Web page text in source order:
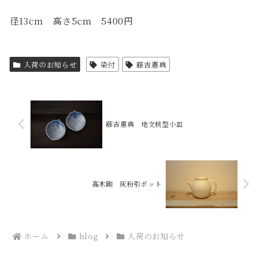
径13cm 高さ5cm 5400円
入荷のお知らせ 染付 藤吉憲典
藤吉憲典 地文桃型小皿
高木剛 灰粉引ポット
ホーム blog 入荷のお知らせ